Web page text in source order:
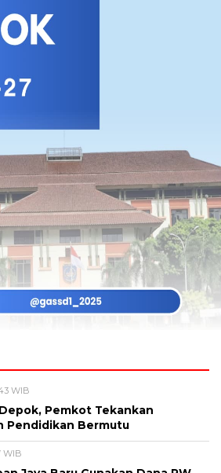
WIB
Pemkot Tekankan
Pendidikan Bermutu
WIB